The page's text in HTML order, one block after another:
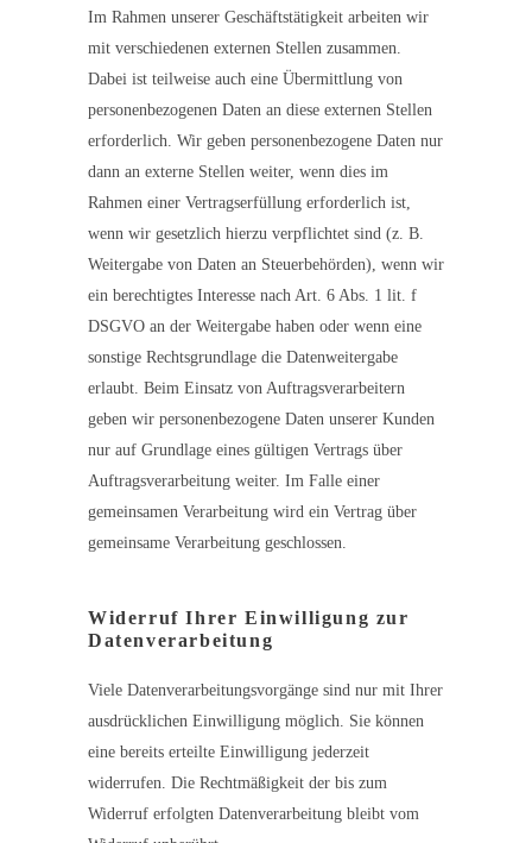
Im Rahmen unserer Geschäftstätigkeit arbeiten wir
mit verschiedenen externen Stellen zusammen.
Dabei ist teilweise auch eine Übermittlung von
personenbezogenen Daten an diese externen Stellen
erforderlich. Wir geben personenbezogene Daten nur
dann an externe Stellen weiter, wenn dies im
Rahmen einer Vertragserfüllung erforderlich ist,
wenn wir gesetzlich hierzu verpflichtet sind (z. B.
Weitergabe von Daten an Steuerbehörden), wenn wir
ein berechtigtes Interesse nach Art. 6 Abs. 1 lit. f
DSGVO an der Weitergabe haben oder wenn eine
sonstige Rechtsgrundlage die Datenweitergabe
erlaubt. Beim Einsatz von Auftragsverarbeitern
geben wir personenbezogene Daten unserer Kunden
nur auf Grundlage eines gültigen Vertrags über
Auftragsverarbeitung weiter. Im Falle einer
gemeinsamen Verarbeitung wird ein Vertrag über
gemeinsame Verarbeitung geschlossen.
Widerruf Ihrer Einwilligung zur
Datenverarbeitung
Viele Datenverarbeitungsvorgänge sind nur mit Ihrer
ausdrücklichen Einwilligung möglich. Sie können
eine bereits erteilte Einwilligung jederzeit
widerrufen. Die Rechtmäßigkeit der bis zum
Widerruf erfolgten Datenverarbeitung bleibt vom